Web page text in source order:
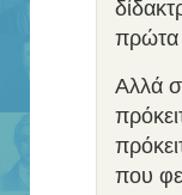
πρώτα
Αλλά
που